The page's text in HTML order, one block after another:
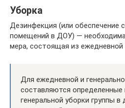
Уборка
Дезинфекция (или обеспечение
помещений в ДОУ) —
мера, состоящая из ежедневной
Для ежедневной и
составляются определенные
генеральной уборки группы в